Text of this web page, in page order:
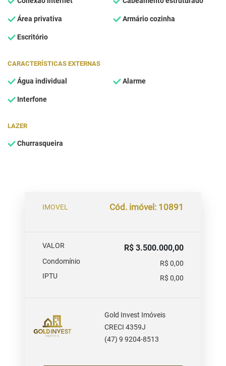
Área privativa Armário cozinha
Escritório
CARACTERÍSTICAS EXTERNAS
Água individual Alarme
Interfone
LAZER
Churrasqueira
IMOVEL Cód. imóvel: 10891
VALOR R$ 3.500.000,00
Condomínio
R$ 0,00
IPTU
R$ 0,00
Gold Invest Imóveis
CRECI 4359J
(47) 9 9204-8513